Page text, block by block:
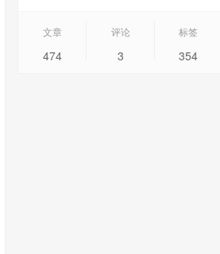
文章
474
评论
3
标签
354